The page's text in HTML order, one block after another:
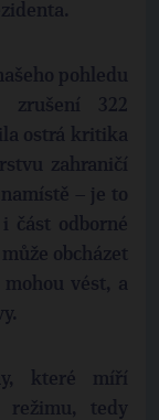
pohledu
322
ostrá kritika
zahraničí
– je to
část odborné
obcházet
vést, a
které míří
režimu, tedy